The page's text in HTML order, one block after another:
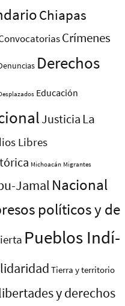
Chiapas
Crímenes
Derechos
Educación
Justicia La
Libres
Michoacán Migrantes
Jamal Nacional
polí­ticos y de
Pueblos Indí­
Tierra y territorio
y derechos